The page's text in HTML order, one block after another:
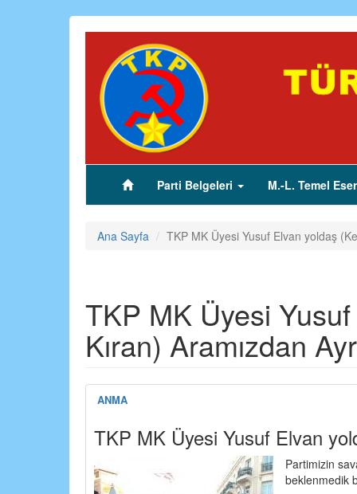
(current)Parti Belgeleri M.-L. Temel
Ana Sayfa TKP MK Üyesi Yusuf Elvan yoldaş
TKP MK Üyesi
Kıran) Aramızdan
ANMA
TKP MK Üyesi Yusuf Elvan
Partimizin
beklenmedik